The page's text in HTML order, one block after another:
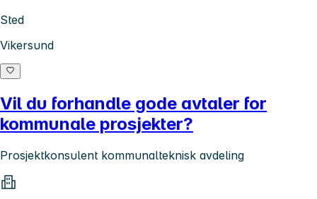
Sted
Vikersund
Vil du forhandle gode avtaler for
kommunale prosjekter?
Prosjektkonsulent kommunalteknisk avdeling